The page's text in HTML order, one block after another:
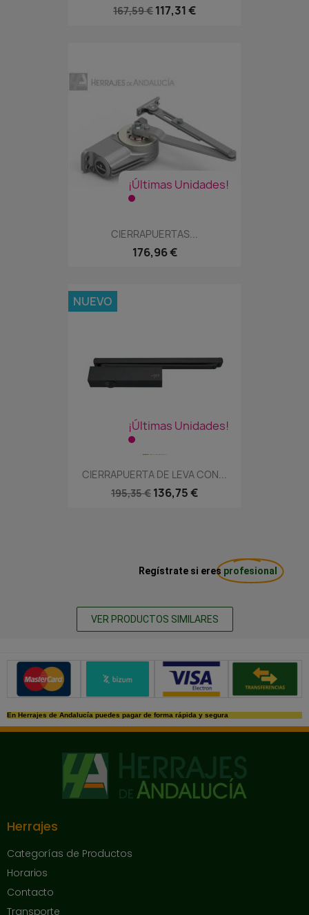
167,59 € 117,31 €
¡Últimas Unidades!
CIERRAPUERTAS...
176,96 €
¡Últimas Unidades!
CIERRAPUERTA DE LEVA CON...
195,35 € 136,75 €
NUEVO
Regístrate si eres profesional
VER PRODUCTOS SIMILARES
Métodos de pago seguros
En Herrajes de Andalucía puedes pagar de forma rápida y segura
Herrajes
Categorías de Productos
Horarios
Contacto
Transporte